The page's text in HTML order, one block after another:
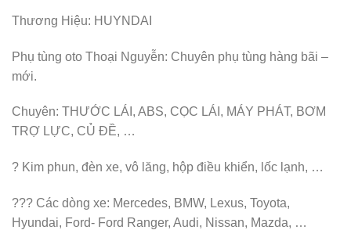
Thương Hiệu: HUYNDAI
Phụ tùng oto Thoại Nguyễn: Chuyên phụ tùng hàng bãi –
mới.
Chuyên: THƯỚC LÁI, ABS, CỌC LÁI, MÁY PHÁT, BƠM
TRỢ LỰC, CỦ ĐỀ, …
? Kim phun, đèn xe, vô lăng, hộp điều khiển, lốc lạnh, …
??? Các dòng xe: Mercedes, BMW, Lexus, Toyota,
Hyundai, Ford- Ford Ranger, Audi, Nissan, Mazda, …